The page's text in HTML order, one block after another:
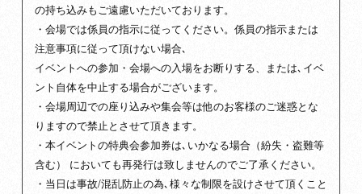
の持ち込みもご遠慮いただいております。
・会場では係員の指示に従ってください。係員の指示または
注意事項に従って頂けない場合､
イベントへの参加・会場への入場をお断りする、または､イベ
ント自体を中止する場合がございます。
・会場周辺での座り込みや集会等は他のお客様のご迷惑とな
りますので禁止とさせて頂きます。
・本イベントの特典会参加券は､いかなる場合（紛失・盗難等
含む） においても再発行は致しませんのでご了承ください。
・当日は事故/混乱防止の為､様々な制限を設けさせて頂くこと